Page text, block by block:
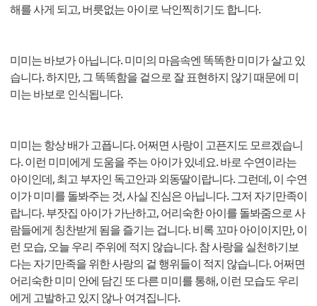
해를 사게 되고, 버릇없는 아이로 낙인찍히기도 합니다.
미미는 바보가 아닙니다. 미미의 마음속엔 똑똑한 미미가 살고 있
습니다. 하지만, 그 똑똑함을 겉으로 잘 표현하지 않기 때문에 미
미는 바보로 인식됩니다.
미미는 항상 배가 고픕니다. 어쩌면 사랑이 고픈지도 모르겠습니
다. 이런 미미에게 도움을 주는 아이가 있네요. 바로 수연이라는
아이인데, 최고 부자인 독고안과 외동딸이랍니다. 그런데, 이 수연
이가 미미를 돌봐주는 것, 사실 진심은 아닙니다. 그저 자기만족이
랍니다. 부잣집 아이가 가난하고, 어리숙한 아이를 돌봐줌으로 사
람들에게 칭찬받게 됨을 즐기는 겁니다. 비록 꼬마 아이이지만, 이
런 모습, 오늘 우리 주위에 적지 않습니다. 참 사랑을 실천하기보
다는 자기만족을 위한 사랑의 겉 행위들이 적지 않습니다. 어쩌면
어리숙한 미미 안에 담긴 또 다른 미미를 통해, 이런 모습도 우리
에게 고발하고 있지 않나 여겨집니다.